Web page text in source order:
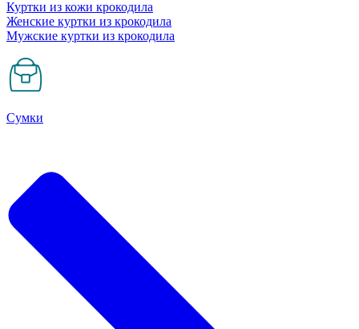
Куртки из кожи крокодила
Женские куртки из крокодила
Мужские куртки из крокодила
Сумки